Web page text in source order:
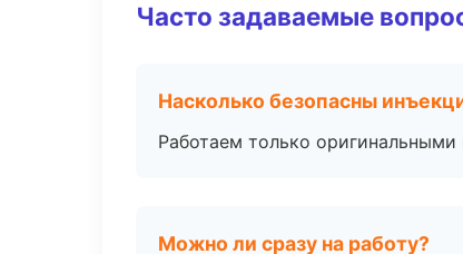
Часто задаваемые
Насколько безопасны
Работаем только
Можно ли сразу на работу?